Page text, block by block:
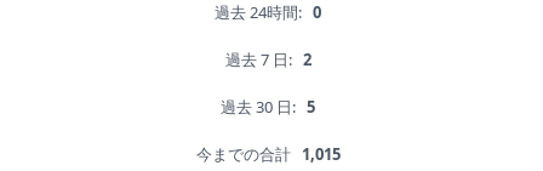
過去 24時間: 0
過去 7 日: 2
過去 30 日: 5
今までの合計 1,015